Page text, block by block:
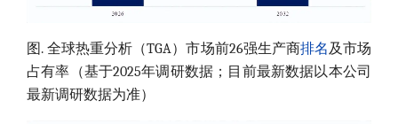
图. 全球热重分析（TGA）市场前26强生产商排名及市场
占有率（基于2025年调研数据；目前最新数据以本公司
最新调研数据为准）